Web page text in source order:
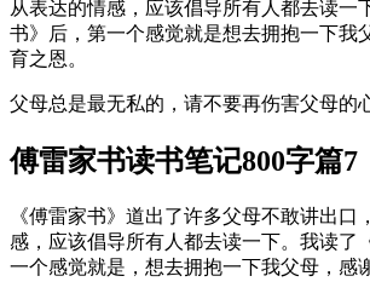
从表达的情感，应该倡导所有人都去读一
书》后，第一个感觉就是想去拥抱一下我
育之恩。
父母总是最无私的，请不要再伤害父母的
傅雷家书读书笔记800字篇7
《傅雷家书》道出了许多父母不敢讲出口
感，应该倡导所有人都去读一下。我读了
一个感觉就是，想去拥抱一下我父母，感